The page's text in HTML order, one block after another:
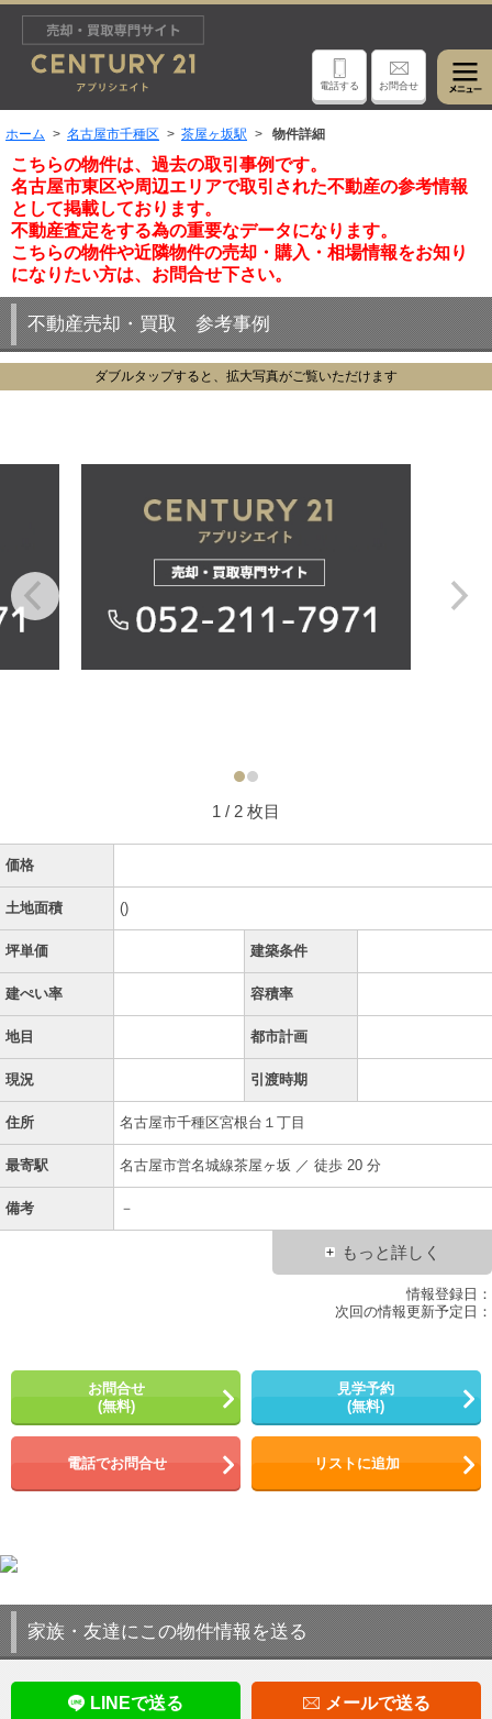
電話する お問合せ
ホーム 名古屋市千種区 茶屋ヶ坂駅 物件詳細
こちらの物件は、過去の取引事例です。
名古屋市東区や周辺エリアで取引された不動産の参考情報
として掲載しております。
不動産査定をする為の重要なデータになります。
こちらの物件や近隣物件の売却・購入・相場情報をお知り
になりたい方は、お問合せ下さい。
不動産売却・買取 参考事例
ダブルタップすると、拡大写真がご覧いただけます
1 / 2 枚目
価格
土地面積 ()
坪単価 建築条件
建ぺい率 容積率
地目 都市計画
現況 引渡時期
住所 名古屋市千種区宮根台１丁目
最寄駅 名古屋市営名城線茶屋ヶ坂 ／ 徒歩 20 分
備考 －
もっと詳しく
情報登録日：
次回の情報更新予定日：
お問合せ
(無料)
見学予約
(無料)
電話でお問合せ リストに追加
家族・友達にこの物件情報を送る
LINEで送る メールで送る